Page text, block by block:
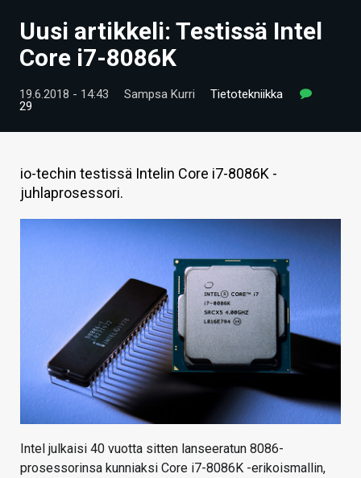
UUTISET
VIDEOT
TIETOA
HAKU
Uusi artikkeli: Testissä Intel
Core i7-8086K
19.6.2018 - 14:43 Sampsa Kurri
Tietotekniikka
29
io-techin testissä Intelin Core i7-8086K -
juhlaprosessori.
Intel julkaisi 40 vuotta sitten lanseeratun 8086-
prosessorinsa kunniaksi Core i7-8086K -erikoismallin,